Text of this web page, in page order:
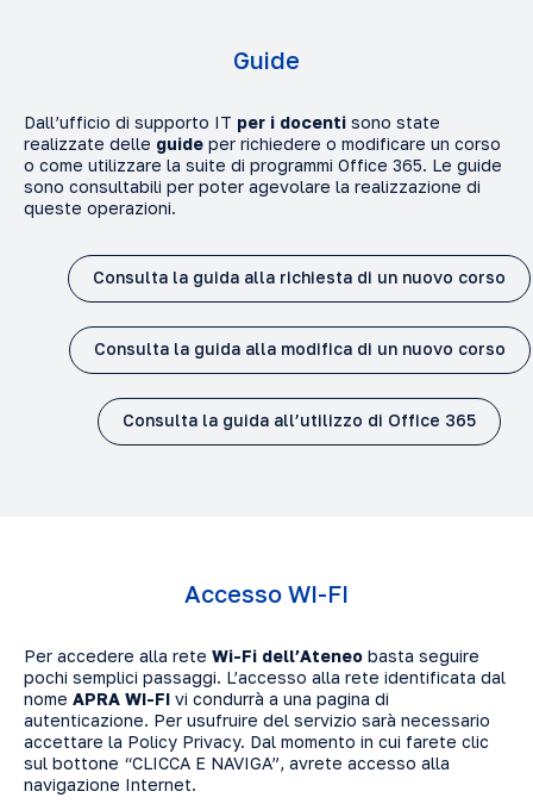
Guide
Dall’ufficio di supporto IT per i docenti sono state
realizzate delle guide per richiedere o modificare un corso
o come utilizzare la suite di programmi Office 365. Le guide
sono consultabili per poter agevolare la realizzazione di
queste operazioni.
Consulta la guida alla richiesta di un nuovo corso
Consulta la guida alla modifica di un nuovo corso
Consulta la guida all’utilizzo di Office 365
Accesso WI-FI
Per accedere alla rete Wi-Fi dell’Ateneo basta seguire
pochi semplici passaggi. L’accesso alla rete identificata dal
nome APRA WI-FI vi condurrà a una pagina di
autenticazione. Per usufruire del servizio sarà necessario
accettare la Policy Privacy. Dal momento in cui farete clic
sul bottone “CLICCA E NAVIGA”, avrete accesso alla
navigazione Internet.